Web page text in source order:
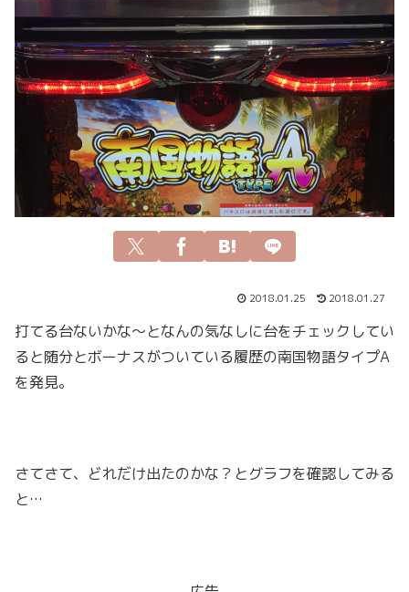
2018.01.25 2018.01.27
打てる台ないかな～となんの気なしに台をチェックしてい
ると随分とボーナスがついている履歴の南国物語タイプA
を発見。
さてさて、どれだけ出たのかな？とグラフを確認してみる
と…